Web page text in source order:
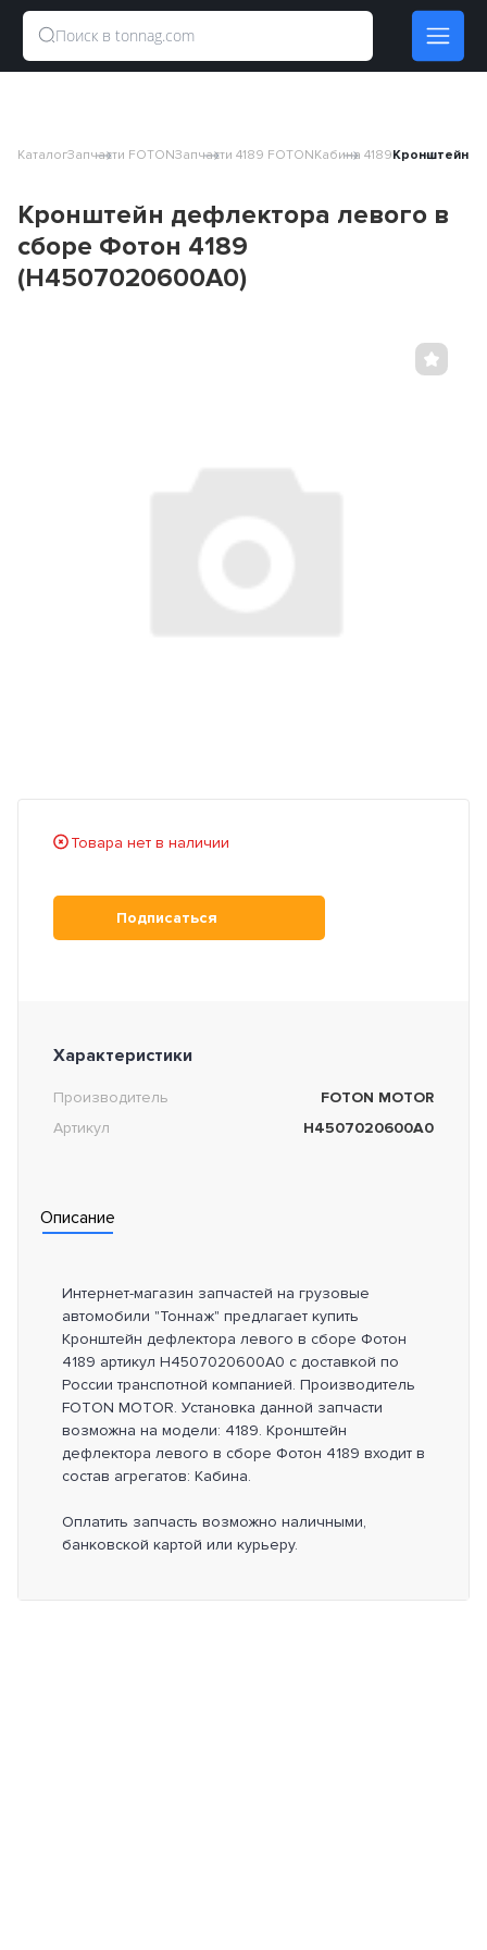
КаталогЗапчасти FOTONЗапчасти 4189 FOTONКабина 4189Кронштейн
Кронштейн дефлектора левого в
сборе Фотон 4189
(H4507020600A0)
Товара нет в наличии
Подписаться
Характеристики
Производитель
FOTON MOTOR
Артикул
H4507020600A0
Описание
Интернет-магазин запчастей на грузовые
автомобили "Тоннаж" предлагает купить
Кронштейн дефлектора левого в сборе Фотон
4189 артикул H4507020600A0 с доставкой по
России транспотной компанией. Производитель
FOTON MOTOR. Установка данной запчасти
возможна на модели: 4189. Кронштейн
дефлектора левого в сборе Фотон 4189 входит в
состав агрегатов: Кабина.
Оплатить запчасть возможно наличными,
банковской картой или курьеру.